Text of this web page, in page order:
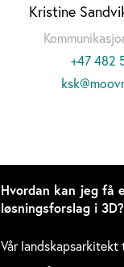
Kristine
+47 482
Hvordan kan jeg få
løsningsforslag i 3D?
Vår landskapsarkitekt